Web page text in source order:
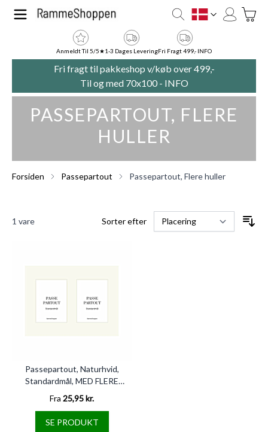
Skip to Content
DK
Anmeldt Til 5/5★1-3 Dages LeveringFri Fragt 499,- INFO
Fri fragt til pakkeshop v/køb over 499,-
Til og med 70x100 - INFO
PASSEPARTOUT, FLERE
HULLER
Forsiden Passepartout Passepartout, Flere huller
1 vare Sorter efter
Passepartout, Naturhvid,
Standardmål, MED FLERE
HULLER
Fra 25,95 kr.
SE PRODUKT